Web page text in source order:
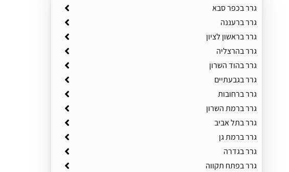
גרר בכפר סבא
גרר ברעננה
גרר בראשון לציון
גרר בהרצליה
גרר בהוד השרון
גרר בגבעתיים
גרר ברחובות
גרר ברמת השרון
גרר בתל אביב
גרר ברמת גן
גרר בגדרה
גרר בפתח תקווה